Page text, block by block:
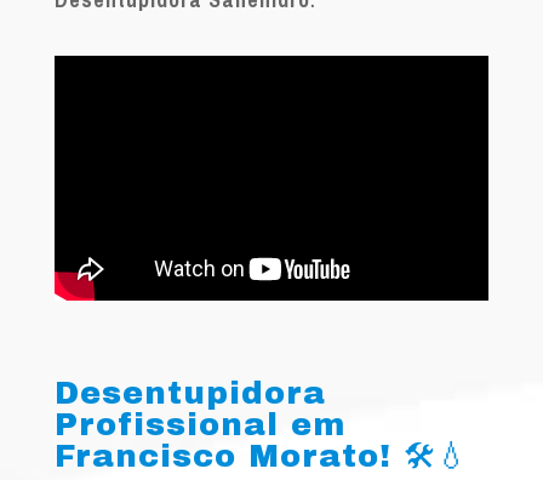
Desentupidora
Profissional em
Francisco Morato! 🛠️💧